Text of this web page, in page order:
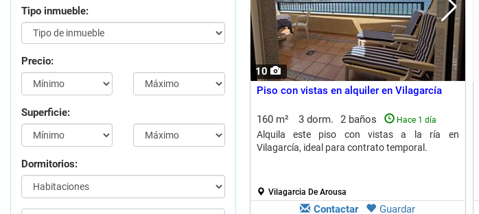
Tipo inmueble:
Precio:
Superficie:
Dormitorios:
10
Piso con vistas en alquiler en Vilagarcía
160 m² 3 dorm. 2 baños Hace 1 día
Alquila este piso con vistas a la ría en
Vilagarcía, ideal para contrato temporal.
Vilagarcia De Arousa
Contactar Guardar